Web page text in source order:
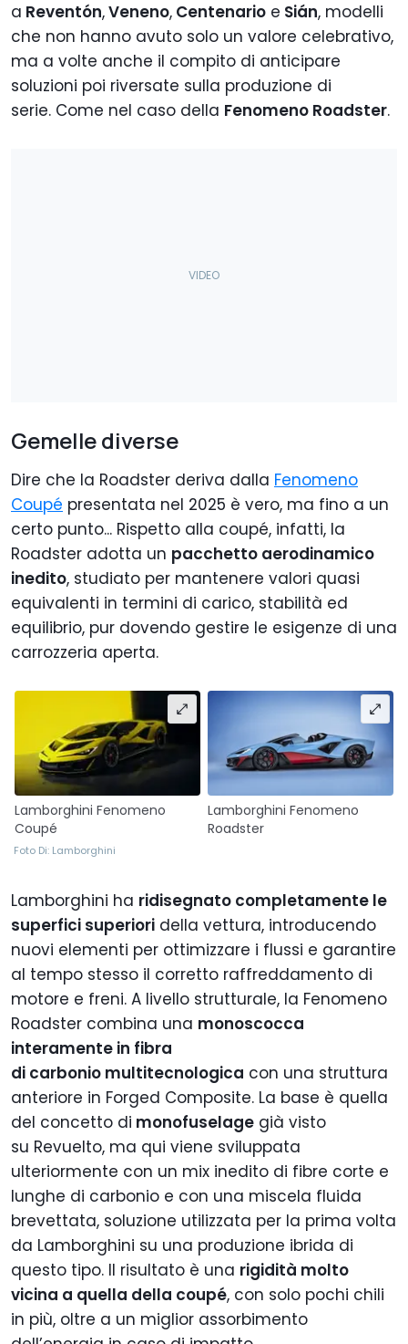
a Reventón,Veneno, Centenario e Sián, modelli
che non hanno avuto solo un valore celebrativo,
ma a volte anche il compito di anticipare
soluzioni poi riversate sulla produzione di
serie. Come nel caso della Fenomeno Roadster.
Gemelle diverse
Dire che la Roadster deriva dalla Fenomeno
Coupé presentata nel 2025 è vero, ma fino a un
certo punto... Rispetto alla coupé, infatti, la
Roadster adotta un pacchetto aerodinamico
inedito, studiato per mantenere valori quasi
equivalenti in termini di carico, stabilità ed
equilibrio, pur dovendo gestire le esigenze di una
carrozzeria aperta.
Lamborghini Fenomeno
Coupé
Lamborghini Fenomeno
Roadster
Foto Di: Lamborghini
Lamborghini ha ridisegnato completamente le
superfici superiori della vettura, introducendo
nuovi elementi per ottimizzare i flussi e garantire
al tempo stesso il corretto raffreddamento di
motore e freni. A livello strutturale, la Fenomeno
Roadster combina una monoscocca
interamente in fibra
di carbonio multitecnologica con una struttura
anteriore in Forged Composite. La base è quella
del concetto di monofuselage già visto
su Revuelto, ma qui viene sviluppata
ulteriormente con un mix inedito di fibre corte e
lunghe di carbonio e con una miscela fluida
brevettata, soluzione utilizzata per la prima volta
da Lamborghini su una produzione ibrida di
questo tipo. Il risultato è una rigidità molto
vicina a quella della coupé, con solo pochi chili
in più, oltre a un miglior assorbimento